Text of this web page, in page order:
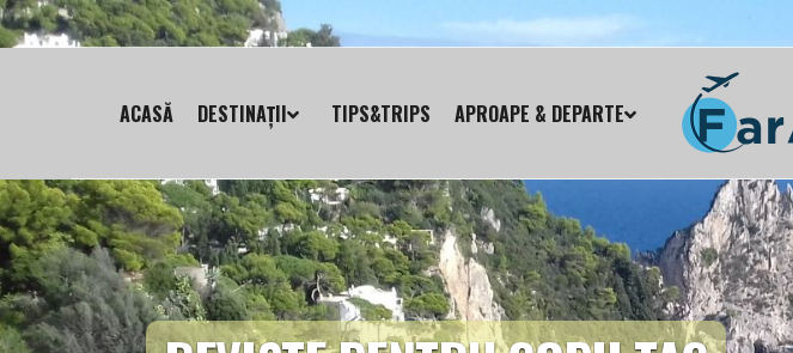
ACASĂ DESTINAȚII TIPS&TRIPS APROAPE & DEPARTE